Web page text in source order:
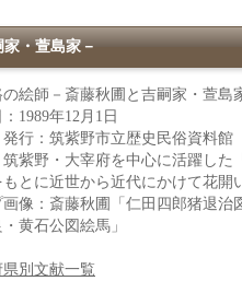
・萱島家－
絵師－斎藤秋圃と吉嗣家・萱島
1989年12月1日
行：筑紫野市立歴史民俗資料館
筑紫野・大宰府を中心に活躍し
とに近世から近代にかけて花開
画像：斎藤秋圃「仁田四郎猪退治
・黄石公図絵馬」
別文献一覧